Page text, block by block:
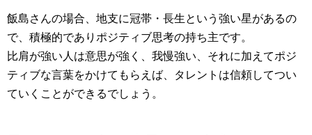
飯島さんの場合、地支に冠帯・長生という強い星があるの
で、積極的でありポジティブ思考の持ち主です。
比肩が強い人は意思が強く、我慢強い、それに加えてポジ
ティブな言葉をかけてもらえば、タレントは信頼してつい
ていくことができるでしょう。